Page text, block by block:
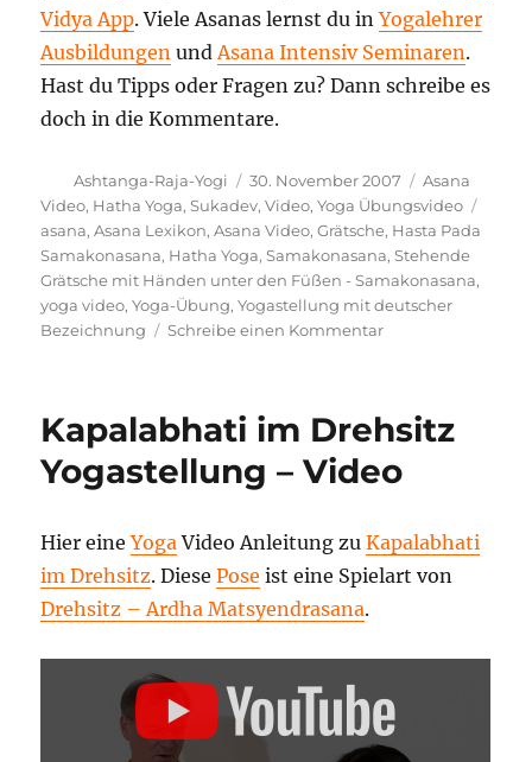
Vidya App. Viele Asanas lernst du inYogalehrer
Ausbildungen undAsana Intensiv Seminaren.
Hast du Tipps oder Fragen zu? Dann schreibe es
doch in die Kommentare.
Autor
Ashtanga-Raja-Yogi
Veröffentlicht
am
30. November 2007 Kategorien
Asana
Video, Hatha Yoga,Sukadev,Video,Yoga Übungsvideo
asana,Asana Lexikon,Asana Video,Grätsche, Hasta Pada
Samakonasana, Hatha Yoga,Samakonasana,Stehende
Grätsche mit Händen unter den Füßen - Samakonasana,
yoga video,Yoga-Übung,Yogastellung mit deutscher
Bezeichnung
Schreibe einen Kommentarzu
Händen
den
Samakonasana
Yoga
Kapalabhati im Drehsitz
Yogastellung – Video
Hier eineYogaVideo Anleitung zuKapalabhati
im Drehsitz. DiesePose ist eine Spielart von
Drehsitz – Ardha Matsyendrasana.
DREHSITZ